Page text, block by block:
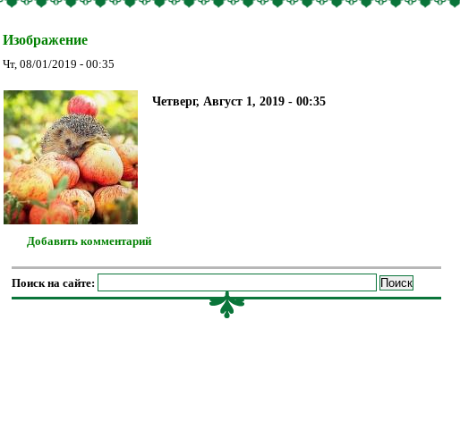
Изображение
Чт, 08/01/2019 - 00:35
Четверг, Август 1, 2019 - 00:35
Добавить комментарий
Поиск на сайте: